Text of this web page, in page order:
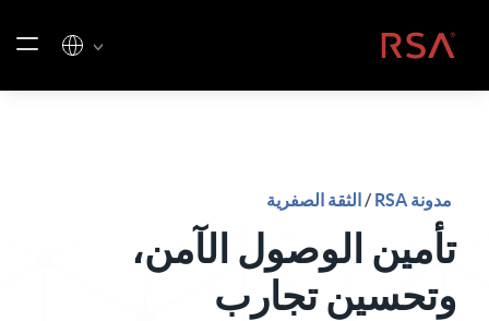
الصفحة الرئيسية
مدونة RSA / الثقة الصفرية
تأمين الوصول الآمن،
وتحسين تجارب